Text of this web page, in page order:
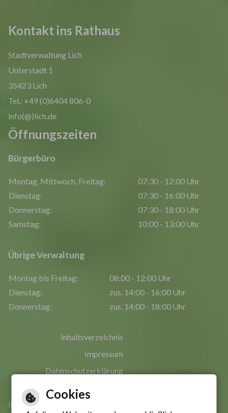
Kontakt ins Rathaus
Stadtverwaltung Lich
Unterstadt 1
35423 Lich
Tel.: +49 (0)6404 806-0
info(@)lich.de
Öffnungszeiten
Bürgerbüro
Montag, Mittwoch, Freitag:
Dienstag:
Donnerstag:
Samstag:
07:30 - 12:00 Uhr
07:30 - 16:00 Uhr
07:30 - 18:00 Uhr
10:00 - 13:00 Uhr
Übrige Verwaltung
Montag bis Freitag:
Dienstag:
Donnerstag:
08:00 - 12:00 Uhr
zus. 14:00 - 16:00 Uhr
zus. 14:00 - 18:00 Uhr
Inhaltsverzeichnis
Impressum
Datenschutzerklärung
Erklärung zur Barrierefreiheit
Informationen in leichter Sprache
Cookies